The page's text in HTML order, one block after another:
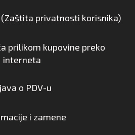
privatnosti korisnika)
prilikom kupovine preko
interneta
o PDV-u
i zamene